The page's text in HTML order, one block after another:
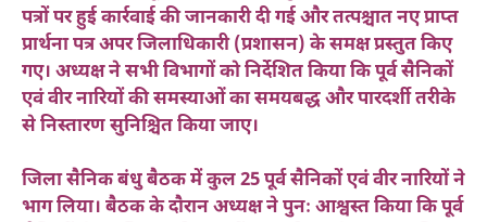
पत्रों पर हुई कार्रवाई की जानकारी दी गई और तत्पश्चात नए प्राप्त
प्रार्थना पत्र अपर जिलाधिकारी (प्रशासन) के समक्ष प्रस्तुत किए
गए। अध्यक्ष ने सभी विभागों को निर्देशित किया कि पूर्व सैनिकों
एवं वीर नारियों की समस्याओं का समयबद्ध और पारदर्शी तरीके
से निस्तारण सुनिश्चित किया जाए।
जिला सैनिक बंधु बैठक में कुल 25 पूर्व सैनिकों एवं वीर नारियों ने
भाग लिया। बैठक के दौरान अध्यक्ष ने पुनः आश्वस्त किया कि पूर्व